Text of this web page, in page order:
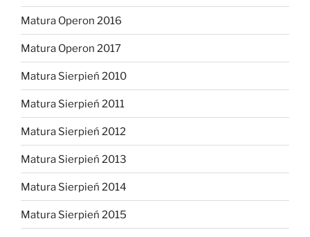
Matura Operon 2016
Matura Operon 2017
Matura Sierpień 2010
Matura Sierpień 2011
Matura Sierpień 2012
Matura Sierpień 2013
Matura Sierpień 2014
Matura Sierpień 2015